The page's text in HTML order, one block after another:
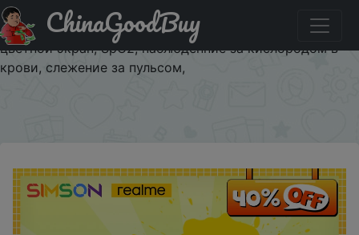
Паридбати з промокодом $3/20 realme Band 2 умный
браслет, 5 АТМ водонепроницаемый, 1.4, большой
цветной экран, SpO2, наблюденние за кислородом в
крови, слежение за пульсом,
ChinaGoodBuy